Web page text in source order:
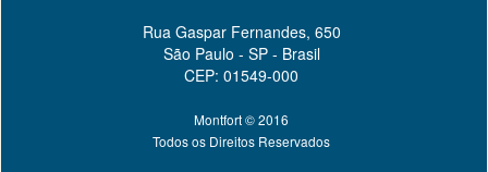
Rua Gaspar Fernandes, 650
São Paulo - SP - Brasil
CEP: 01549-000
Montfort © 2016
Todos os Direitos Reservados